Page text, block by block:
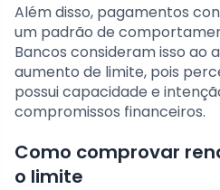
Além disso, pagamentos
um padrão de
Bancos consideram isso ao
aumento de limite, pois
possui capacidade e
compromissos financeiros.
Como comprovar
o limite